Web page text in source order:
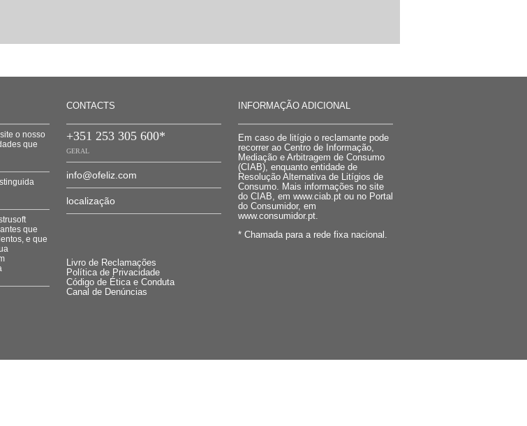
o nosso
que
que
e que
CONTACTS
+351 253 305 600*
GERAL
info@ofeliz.com
localização
INFORMAÇÃO ADICIONAL
Em caso de litígio o reclamante pode
recorrer ao Centro de Informação,
Mediação e Arbitragem de Consumo
(CIAB), enquanto entidade de
Resolução Alternativa de Litígios de
Consumo. Mais informações no site
do CIAB, em www.ciab.pt ou no Portal
do Consumidor, em
www.consumidor.pt.
* Chamada para a rede fixa nacional.
Livro de Reclamações
Política de Privacidade
Código de Ética e Conduta
Canal de Denúncias